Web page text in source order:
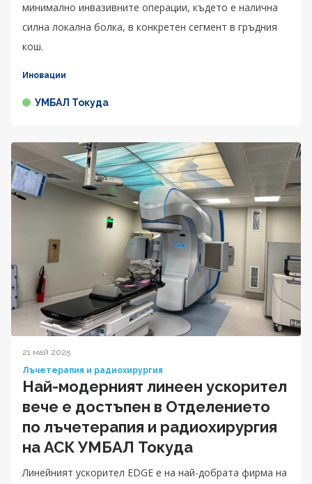
минимално инвазивните операции, където е налична
силна локална болка, в конкретен сегмент в гръдния
кош.
Иновации
УМБАЛ Токуда
21 май 2025
Лъчетерапия и радиохирургия
Най-модерният линеен ускорител
вече е достъпен в Отделението
по лъчетерапия и радиохирургия
на АСК УМБАЛ Токуда
Линейният ускорител EDGE е на най-добрата фирма на